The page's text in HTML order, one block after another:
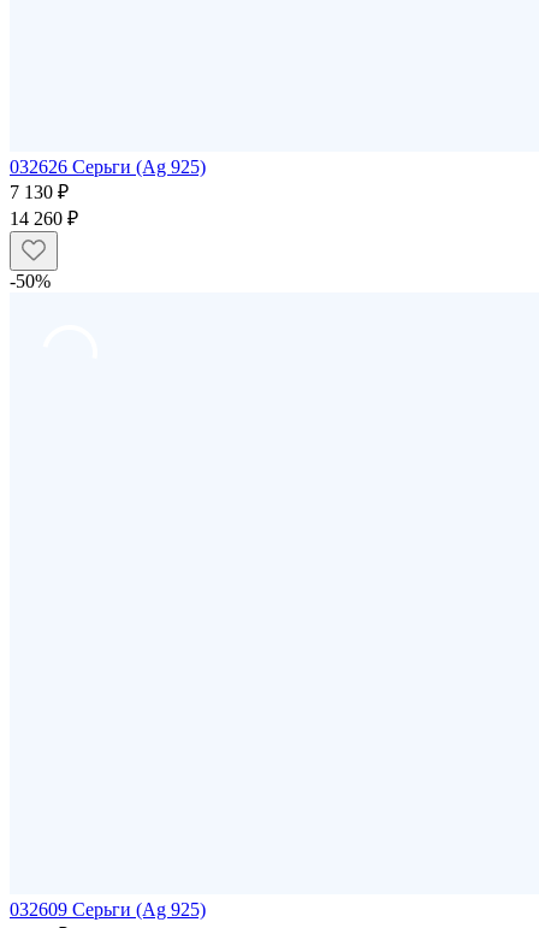
032626 Серьги (Ag 925)
7 130 ₽
14 260 ₽
-50%
032609 Серьги (Ag 925)